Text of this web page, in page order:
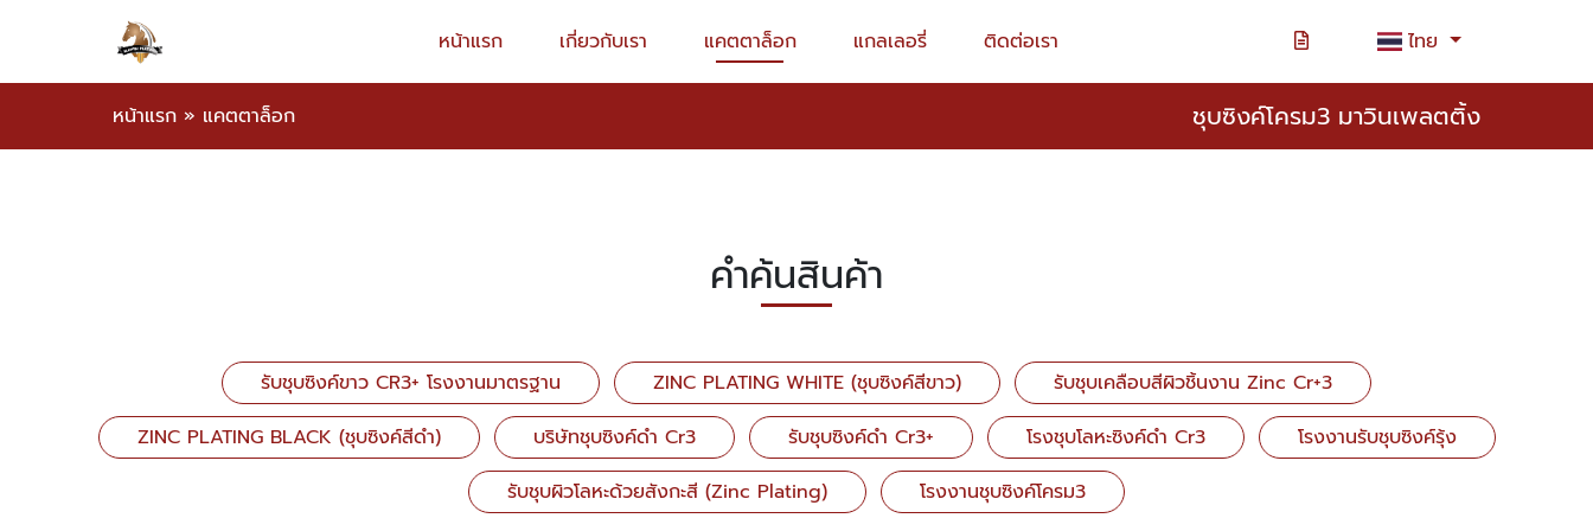
หน้าแรก เกี่ยวกับเรา แคตตาล็อก แกลเลอรี่ ติดต่อเรา ไทย
หน้าแรก » แคตตาล็อก ชุบซิงค์โครม3 มาวินเพลตติ้ง
คำค้นสินค้า
รับชุบซิงค์ขาว CR3+ โรงงานมาตรฐาน ZINC PLATING WHITE (ชุบซิงค์สีขาว)
รับชุบเคลือบสีผิวชิ้นงาน Zinc Cr+3
ZINC PLATING BLACK (ชุบซิงค์สีดำ)
บริษัทชุบซิงค์ดำ Cr3 รับชุบซิงค์ดำ Cr3+ โรงชุบโลหะซิงค์ดำ Cr3
โรงงานรับชุบซิงค์รุ้ง
รับชุบผิวโลหะด้วยสังกะสี (Zinc Plating)
โรงงานชุบซิงค์โครม3